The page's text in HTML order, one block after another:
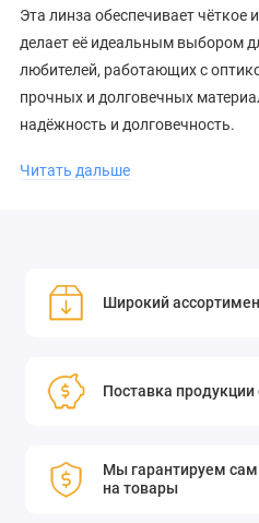
Эта линза обеспечивает чёткое
делает её идеальным выбором
любителей, работающих с
прочных и долговечных
надёжность и долговечность.
Читать дальше
Широкий
Поставка продукции
Мы гарантируем
на товары